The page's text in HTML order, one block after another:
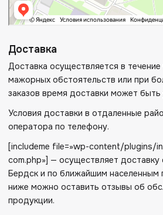
Доставка
Доставка осуществляется в
мажорных обстоятельств или при
заказов время доставки может быть
Условия доставки в отдаленные
оператора по телефону.
[includeme file=»wp-content/plugins/
com.php»] — осуществляет
Бердск и по ближайшим населенным
ниже можно оставить отзывы об
продукции.